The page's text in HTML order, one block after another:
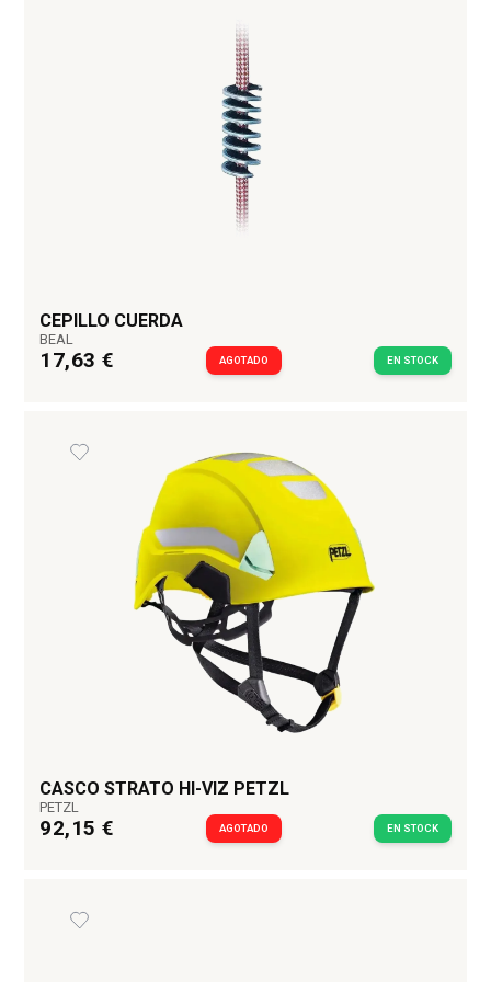
CEPILLO CUERDA
BEAL
17,63 € AGOTADO EN STOCK
CASCO STRATO HI-VIZ PETZL
PETZL
92,15 € AGOTADO EN STOCK